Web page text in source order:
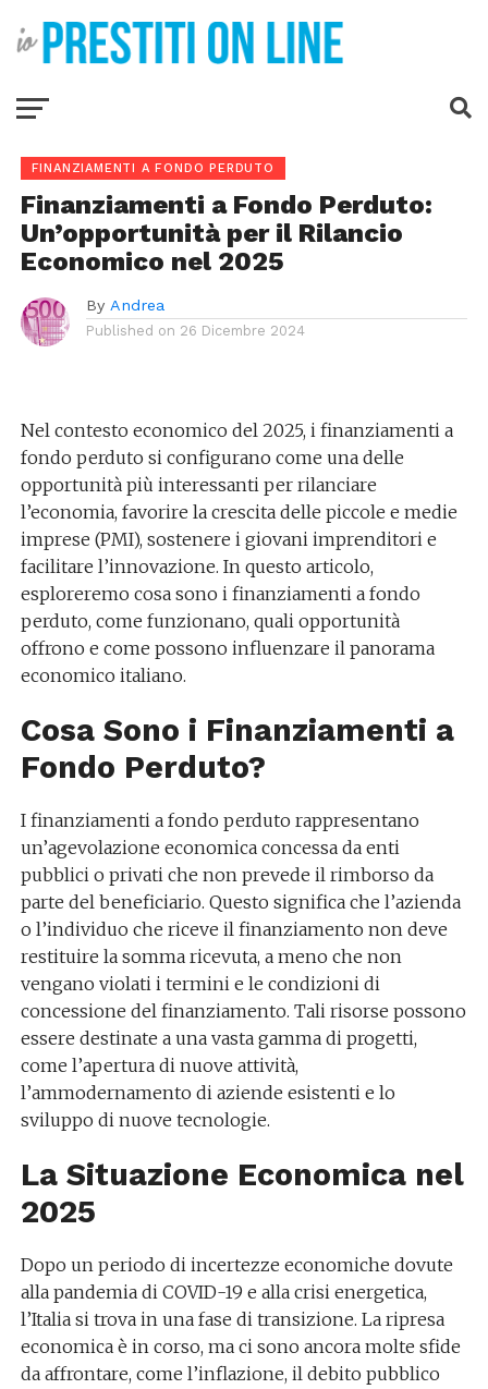
FINANZIAMENTI A FONDO PERDUTO
Finanziamenti a Fondo Perduto:
Un’opportunità per il Rilancio
Economico nel 2025
By Andrea
Published on 26 Dicembre 2024
Nel contesto economico del 2025, i finanziamenti a
fondo perduto si configurano come una delle
opportunità più interessanti per rilanciare
l’economia, favorire la crescita delle piccole e medie
imprese (PMI), sostenere i giovani imprenditori e
facilitare l’innovazione. In questo articolo,
esploreremo cosa sono i finanziamenti a fondo
perduto, come funzionano, quali opportunità
offrono e come possono influenzare il panorama
economico italiano.
Cosa Sono i Finanziamenti a
Fondo Perduto?
I finanziamenti a fondo perduto rappresentano
un’agevolazione economica concessa da enti
pubblici o privati che non prevede il rimborso da
parte del beneficiario. Questo significa che l’azienda
o l’individuo che riceve il finanziamento non deve
restituire la somma ricevuta, a meno che non
vengano violati i termini e le condizioni di
concessione del finanziamento. Tali risorse possono
essere destinate a una vasta gamma di progetti,
come l’apertura di nuove attività,
l’ammodernamento di aziende esistenti e lo
sviluppo di nuove tecnologie.
La Situazione Economica nel
2025
Dopo un periodo di incertezze economiche dovute
alla pandemia di COVID-19 e alla crisi energetica,
l’Italia si trova in una fase di transizione. La ripresa
economica è in corso, ma ci sono ancora molte sfide
da affrontare, come l’inflazione, il debito pubblico